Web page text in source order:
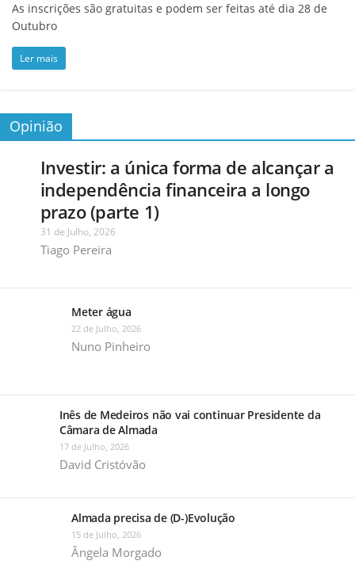
As inscrições são gratuitas e podem ser feitas até dia 28 de
Outubro
Ler mais
Opinião
Investir: a única forma de alcançar a
independência financeira a longo
prazo (parte 1)
31 de Julho, 2026
Tiago Pereira
Meter água
22 de Julho, 2026
Nuno Pinheiro
Inês de Medeiros não vai continuar Presidente da
Câmara de Almada
17 de Julho, 2026
David Cristóvão
Almada precisa de (D-)Evolução
15 de Julho, 2026
Ângela Morgado